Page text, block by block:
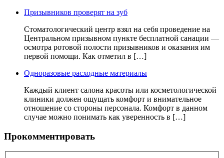
Призывников проверят на зуб
Стоматологический центр взял на себя проведение на
Центральном призывном пункте бесплатной санации —
осмотра ротовой полости призывников и оказания им
первой помощи. Как отметил в […]
Одноразовые расходные материалы
Каждый клиент салона красоты или косметологической
клиники должен ощущать комфорт и внимательное
отношение со стороны персонала. Комфорт в данном
случае можно понимать как уверенность в […]
Прокомментировать